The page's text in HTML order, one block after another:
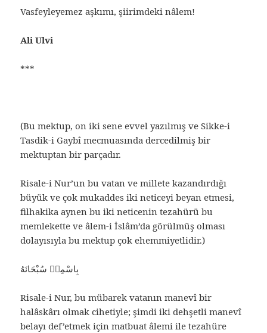
Vasfeyleyemez aşkımı, şiirimdeki nâlem!
Ali Ulvi
***
(Bu mektup, on iki sene evvel yazılmış ve Sikke-i
Tasdik-i Gaybî mecmuasında dercedilmiş bir
mektuptan bir parçadır.
Risale-i Nur’un bu vatan ve millete kazandırdığı
büyük ve çok mukaddes iki neticeyi beyan etmesi,
filhakika aynen bu iki neticenin tezahürü bu
memlekette ve âlem-i İslâm’da görülmüş olması
dolayısıyla bu mektup çok ehemmiyetlidir.)
بِاسْمِهٖ سُبْحَانَهُ
Risale-i Nur, bu mübarek vatanın manevî bir
halâskârı olmak cihetiyle; şimdi iki dehşetli manevî
belayı def’etmek için matbuat âlemi ile tezahüre